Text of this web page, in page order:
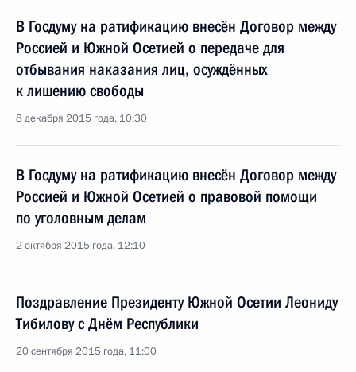
В Госдуму на ратификацию внесён Договор между
Россией и Южной Осетией о передаче для
отбывания наказания лиц, осуждённых
к лишению свободы
8 декабря 2015 года, 10:30
В Госдуму на ратификацию внесён Договор между
Россией и Южной Осетией о правовой помощи
по уголовным делам
2 октября 2015 года, 12:10
Поздравление Президенту Южной Осетии Леониду
Тибилову с Днём Республики
20 сентября 2015 года, 11:00